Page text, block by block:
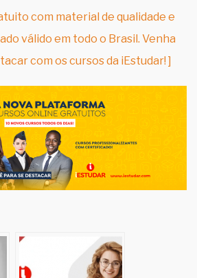
com material de qualidade e
válido em todo o Brasil. Venha
com os cursos da iEstudar! ]